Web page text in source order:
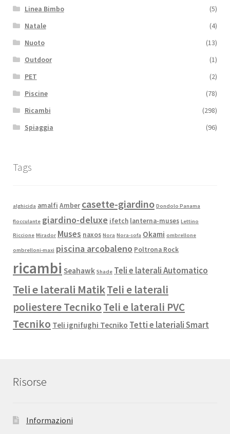
Linea Bimbo
(5)
Natale
(4)
Nuoto
(13)
Outdoor
(1)
PET
(2)
Piscine
(78)
Ricambi
(298)
Spiaggia
(96)
Tags
alghicida amalfi Amber casette-giardino Dondolo Panama
flocculante giardino-deluxe ifetch lanterna-muses Lettino
Riccione Mirador Muses naxos Nora Nora-sofa Okami ombrellone
ombrelloni-maxi piscina arcobaleno Poltrona Rock
ricambi Seahawk Shade Teli e laterali Automatico
Teli e laterali MatikTeli e laterali
poliestere TecnikoTeli e laterali PVC
Tecniko Teli ignifughi Tecniko Tetti e lateriali Smart
Risorse
Informazioni